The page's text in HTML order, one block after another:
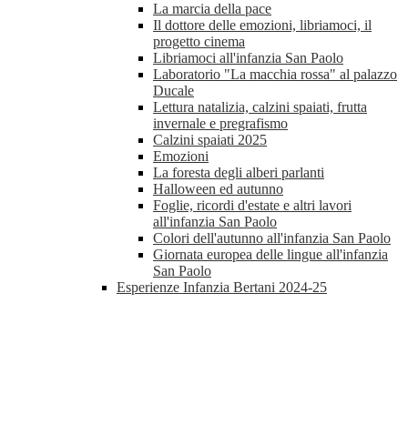
La marcia della pace
Il dottore delle emozioni, libriamoci, il
progetto cinema
Libriamoci all'infanzia San Paolo
Laboratorio "La macchia rossa" al palazzo
Ducale
Lettura natalizia, calzini spaiati, frutta
invernale e pregrafismo
Calzini spaiati 2025
Emozioni
La foresta degli alberi parlanti
Halloween ed autunno
Foglie, ricordi d'estate e altri lavori
all'infanzia San Paolo
Colori dell'autunno all'infanzia San Paolo
Giornata europea delle lingue all'infanzia
San Paolo
Esperienze Infanzia Bertani 2024-25